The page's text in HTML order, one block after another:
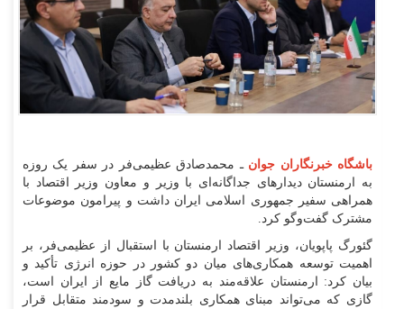
باشگاه خبرنگاران جوان ـ محمدصادق عظیمی‌فر در سفر یک روزه
به ارمنستان دیدار‌های جداگانه‌ای با وزیر و معاون وزیر اقتصاد با
همراهی سفیر جمهوری اسلامی ایران داشت و پیرامون موضوعات
مشترک گفت‌و‌گو کرد.
گئورگ پاپویان، وزیر اقتصاد ارمنستان با استقبال از عظیمی‌فر، بر
اهمیت توسعه همکاری‌های میان دو کشور در حوزه انرژی تأکید و
بیان کرد: ارمنستان علاقه‌مند به دریافت گاز مایع از ایران است،
گازی که می‌تواند مبنای همکاری بلندمدت و سودمند متقابل قرار